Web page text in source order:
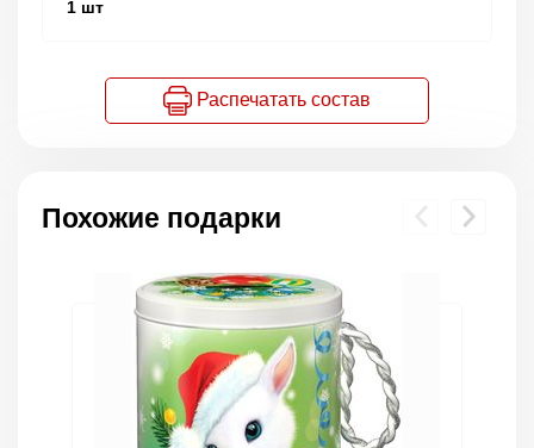
1 шт
Распечатать состав
Похожие подарки